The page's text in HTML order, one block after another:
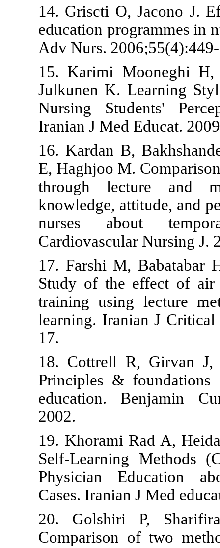
14. Griscti
education
Adv Nurs.
15. Karimi
Julkunen K.
Nursing
Iranian J
16. Kardan
E, Haghjoo
through
knowledge,
nurses
17. Farshi
Study of
training
learning.
18. Cottrell
Principles
education.
19. Khorami
Self-
Physician
Cases.
20.
Comparison